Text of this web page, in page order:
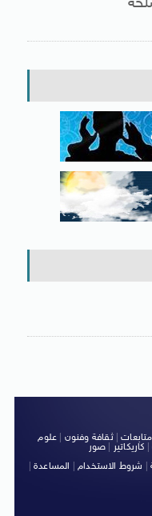
|ثقافة وفنون
علوم
كاريكاتير صور
شروط الاستخدام| المساعدة|